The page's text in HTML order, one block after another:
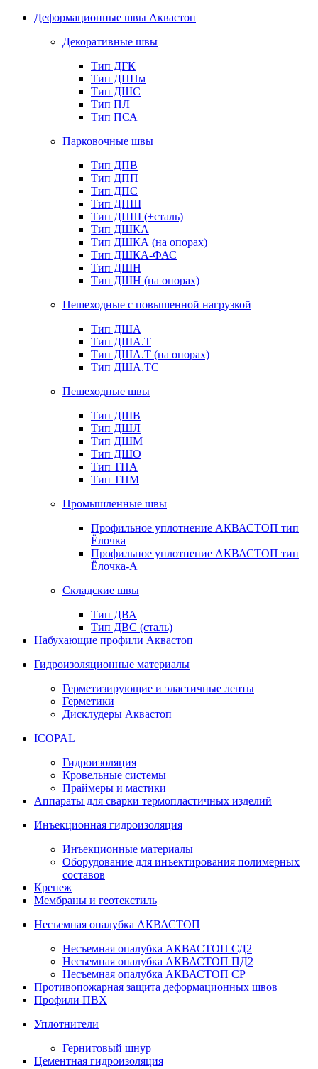
Деформационные швы Аквастоп
Декоративные швы
Тип ДГК
Тип ДППм
Тип ДШС
Тип ПЛ
Тип ПСА
Парковочные швы
Тип ДПВ
Тип ДПП
Тип ДПС
Тип ДПШ
Тип ДПШ (+сталь)
Тип ДШКА
Тип ДШКА (на опорах)
Тип ДШКА-ФАС
Тип ДШН
Тип ДШН (на опорах)
Пешеходные с повышенной нагрузкой
Тип ДША
Тип ДША.Т
Тип ДША.Т (на опорах)
Тип ДША.ТС
Пешеходные швы
Тип ДШВ
Тип ДШЛ
Тип ДШМ
Тип ДШО
Тип ТПА
Тип ТПМ
Промышленные швы
Профильное уплотнение АКВАСТОП тип
Ёлочка
Профильное уплотнение АКВАСТОП тип
Ёлочка-А
Складские швы
Тип ДВА
Тип ДВС (сталь)
Набухающие профили Аквастоп
Гидроизоляционные материалы
Герметизирующие и эластичные ленты
Герметики
Дисклудеры Аквастоп
ICOPAL
Гидроизоляция
Кровельные системы
Праймеры и мастики
Аппараты для сварки термопластичных изделий
Инъекционная гидроизоляция
Инъекционные материалы
Оборудование для инъектирования полимерных
составов
Крепеж
Мембраны и геотекстиль
Несъемная опалубка АКВАСТОП
Несъемная опалубка АКВАСТОП СД2
Несъемная опалубка АКВАСТОП ПД2
Несъемная опалубка АКВАСТОП СР
Противопожарная защита деформационных швов
Профили ПВХ
Уплотнители
Гернитовый шнур
Цементная гидроизоляция